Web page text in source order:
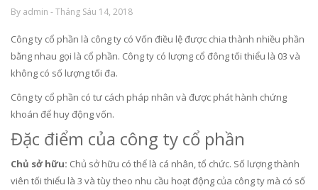
By admin - Tháng Sáu 14, 2018
Công ty cổ phần là công ty có Vốn điều lệ được chia thành nhiều phần
bằng nhau gọi là cổ phần. Công ty có lượng cổ đông tối thiểu là 03 và
không có số lượng tối đa.
Công ty cổ phần có tư cách pháp nhân và được phát hành chứng
khoán để huy động vốn.
Đặc điểm của công ty cổ phần
Chủ sở hữu: Chủ sở hữu có thể là cá nhân, tổ chức. Số lượng thành
viên tối thiểu là 3 và tùy theo nhu cầu hoạt động của công ty mà có số